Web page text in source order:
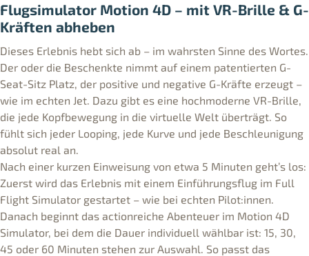
Flugsimulator Motion 4D – mit VR-Brille & G-
Kräften abheben
Dieses Erlebnis hebt sich ab – im wahrsten Sinne des Wortes.
Der oder die Beschenkte nimmt auf einem patentierten G-
Seat-Sitz Platz, der positive und negative G-Kräfte erzeugt –
wie im echten Jet. Dazu gibt es eine hochmoderne VR-Brille,
die jede Kopfbewegung in die virtuelle Welt überträgt. So
fühlt sich jeder Looping, jede Kurve und jede Beschleunigung
absolut real an.
Nach einer kurzen Einweisung von etwa 5 Minuten geht’s los:
Zuerst wird das Erlebnis mit einem Einführungsflug im Full
Flight Simulator gestartet – wie bei echten Pilot:innen.
Danach beginnt das actionreiche Abenteuer im Motion 4D
Simulator, bei dem die Dauer individuell wählbar ist: 15, 30,
45 oder 60 Minuten stehen zur Auswahl. So passt das